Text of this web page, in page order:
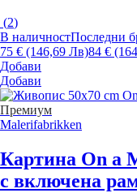
(2)
В наличностПоследни
75 € (146,69 Лв)84 €
Добави
Добави
Премиум
Malerifabrikken
Картина On a
с включена